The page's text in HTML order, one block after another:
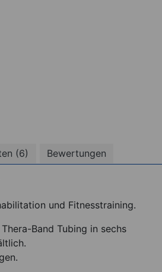
(6) Bewertungen
und Fitnesstraining.
Band Tubing in sechs